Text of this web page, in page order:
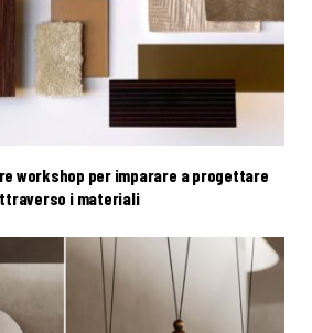
workshop per imparare a progettare
i materiali